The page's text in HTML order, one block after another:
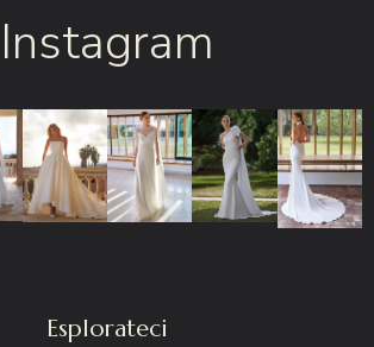
Instagram
Esplorateci